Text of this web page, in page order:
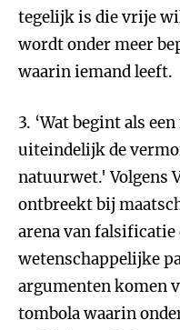
tegelijk is die vrije
wordt onder meer
waarin iemand leeft.
3. ‘Wat begint als
uiteindelijk de
natuurwet.' Volgens
ontbreekt bij
arena van
wetenschappelijke
argumenten komen
tombola waarin